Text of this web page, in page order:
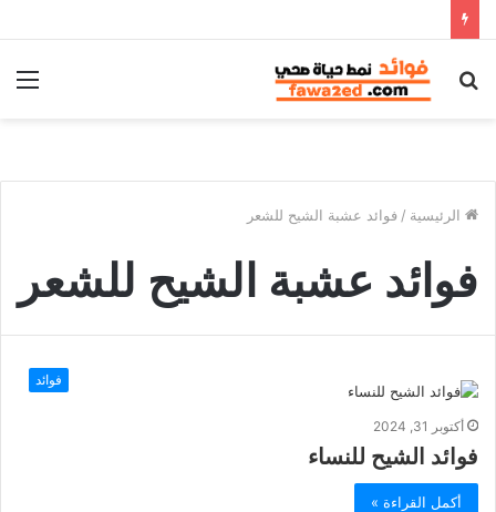
بحث
الرئيسية / فوائد عشبة الشيح للشعر
فوائد عشبة الشيح للشعر
فوائد
أكتوبر 31, 2024
فوائد الشيح للنساء
أكمل القراءة »